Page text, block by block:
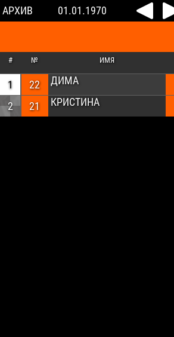
АРХИВ 01.01.1970
# № ИМЯ
1 22 ДИМА
2
21 КРИСТИНА